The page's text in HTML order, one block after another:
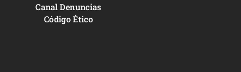
Canal Denuncias
Código Ético